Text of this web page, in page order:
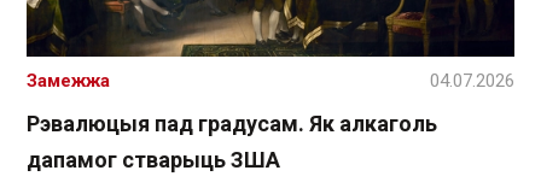
Рэвалюцыя пад градусам. Як алкаголь
дапамог стварыць ЗША
Замежжа 04.07.2026